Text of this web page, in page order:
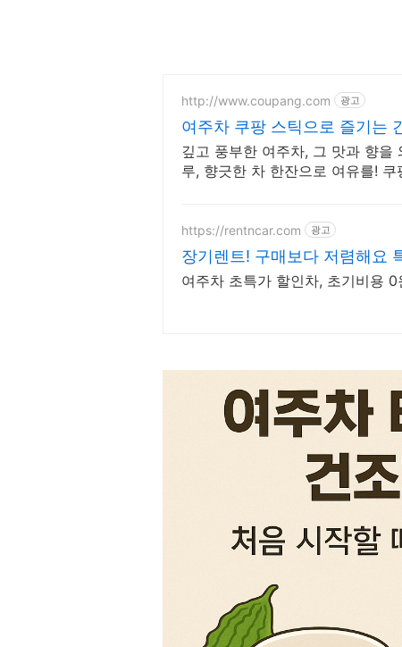
http://www.coupang.com 광고
여주차 쿠팡 스틱으로 즐기는
깊고 풍부한 여주차, 그 맛과 향을
루, 향긋한 차 한잔으로 여유를!
https://rentncar.com 광고
장기렌트! 구매보다 저렴해요
여주차 초특가 할인차, 초기비용